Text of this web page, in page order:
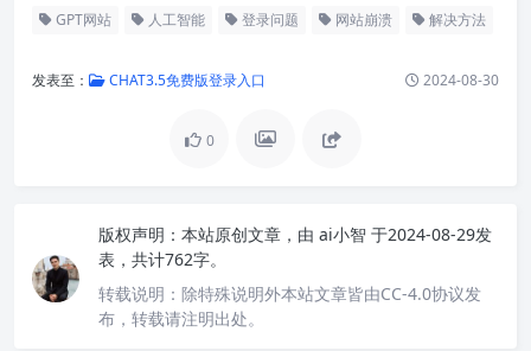
GPT网站 人工智能 登录问题 网站崩溃 解决方法
发表至： CHAT3.5免费版登录入口 2024-08-30
0
版权声明： 本站原创文章，由 ai小智 于2024-08-29发
表，共计762字。
转载说明： 除特殊说明外本站文章皆由CC-4.0协议发
布，转载请注明出处。